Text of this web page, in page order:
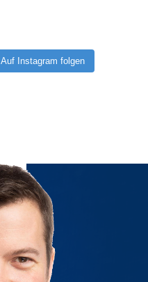
Auf Instagram folgen